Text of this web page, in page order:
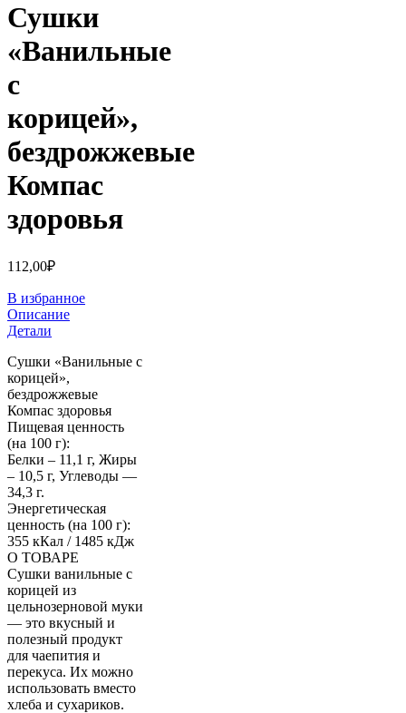
Сушки
«Ванильные
с
корицей»,
бездрожжевые
Компас
здоровья
112,00₽
В избранное
Описание
Детали
Сушки «Ванильные с
корицей»,
бездрожжевые
Компас здоровья
Пищевая ценность
(на 100 г):
Белки – 11,1 г, Жиры
– 10,5 г, Углеводы —
34,3 г.
Энергетическая
ценность (на 100 г):
355 кКал / 1485 кДж
О ТОВАРЕ
Сушки ванильные с
корицей из
цельнозерновой муки
— это вкусный и
полезный продукт
для чаепития и
перекуса. Их можно
использовать вместо
хлеба и сухариков.